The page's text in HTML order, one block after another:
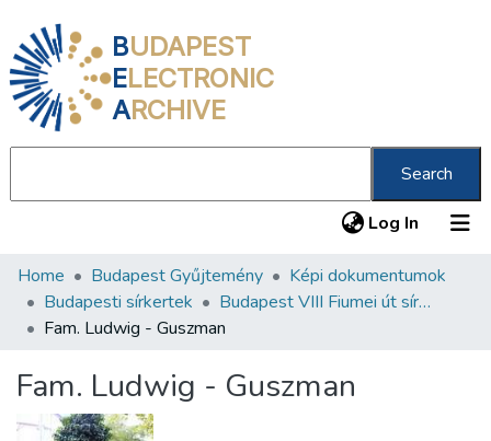
BUDAPEST
ELECTRONIC
ARCHIVE
Search
Log In (current)
Communities & Collections
All of DSpace
About us
Home Budapest Gyűjtemény
Képi dokumentumok
Budapesti sírkertek
Budapest VIII Fiumei út sírkert 3. rész
Fam. Ludwig - Guszman
Fam. Ludwig - Guszman